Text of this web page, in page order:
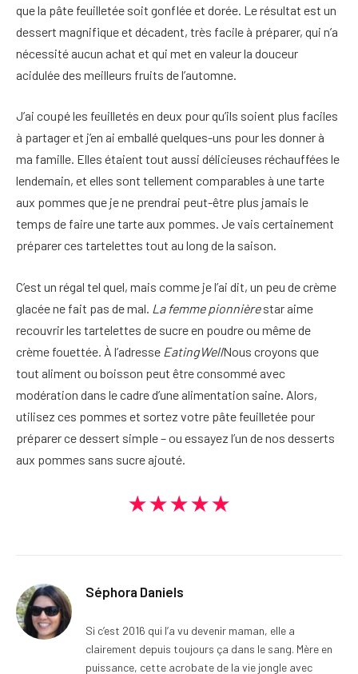
que la pâte feuilletée soit gonflée et dorée. Le résultat est un
dessert magnifique et décadent, très facile à préparer, qui n’a
nécessité aucun achat et qui met en valeur la douceur
acidulée des meilleurs fruits de l’automne.
J’ai coupé les feuilletés en deux pour qu’ils soient plus faciles
à partager et j’en ai emballé quelques-uns pour les donner à
ma famille. Elles étaient tout aussi délicieuses réchauffées le
lendemain, et elles sont tellement comparables à une tarte
aux pommes que je ne prendrai peut-être plus jamais le
temps de faire une tarte aux pommes. Je vais certainement
préparer ces tartelettes tout au long de la saison.
C’est un régal tel quel, mais comme je l’ai dit, un peu de crème
glacée ne fait pas de mal. La femme pionnièrestar aime
recouvrir les tartelettes de sucre en poudre ou même de
crème fouettée. À l’adresse EatingWellNous croyons que
tout aliment ou boisson peut être consommé avec
modération dans le cadre d’une alimentation saine. Alors,
utilisez ces pommes et sortez votre pâte feuilletée pour
préparer ce dessert simple – ou essayez l’un de nos desserts
aux pommes sans sucre ajouté.
★★★★★
Séphora Daniels
Si c’est 2016 qui l’a vu devenir maman, elle a
clairement depuis toujours ça dans le sang. Mère en
puissance, cette acrobate de la vie jongle avec